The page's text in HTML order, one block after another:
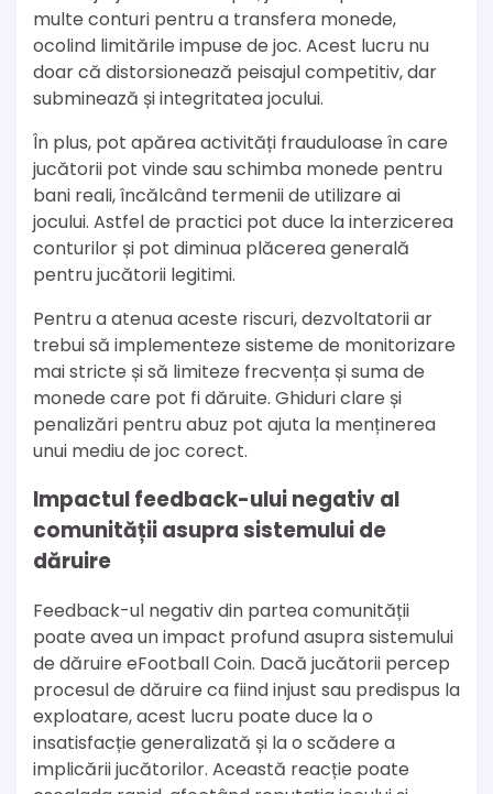
multe conturi pentru a transfera monede,
ocolind limitările impuse de joc. Acest lucru nu
doar că distorsionează peisajul competitiv, dar
subminează și integritatea jocului.
În plus, pot apărea activități frauduloase în care
jucătorii pot vinde sau schimba monede pentru
bani reali, încălcând termenii de utilizare ai
jocului. Astfel de practici pot duce la interzicerea
conturilor și pot diminua plăcerea generală
pentru jucătorii legitimi.
Pentru a atenua aceste riscuri, dezvoltatorii ar
trebui să implementeze sisteme de monitorizare
mai stricte și să limiteze frecvența și suma de
monede care pot fi dăruite. Ghiduri clare și
penalizări pentru abuz pot ajuta la menținerea
unui mediu de joc corect.
Impactul feedback-ului negativ al
comunității asupra sistemului de
dăruire
Feedback-ul negativ din partea comunității
poate avea un impact profund asupra sistemului
de dăruire eFootball Coin. Dacă jucătorii percep
procesul de dăruire ca fiind injust sau predispus la
exploatare, acest lucru poate duce la o
insatisfacție generalizată și la o scădere a
implicării jucătorilor. Această reacție poate